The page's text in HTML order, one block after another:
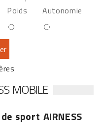
Poids Autonomie
MOBILE
sport AIRNESS